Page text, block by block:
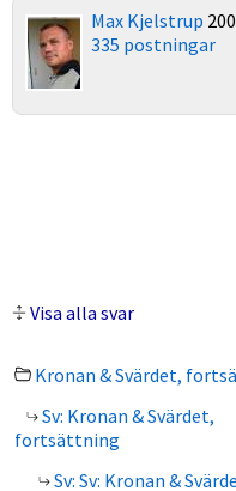
Max Kjelstrup
335 postningar
Visa alla svar
Kronan & Svärdet,
Sv: Kronan & Svärdet,
fortsättning
Sv: Sv: Kronan &